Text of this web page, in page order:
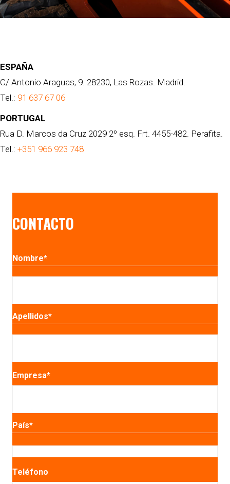
ESPAÑA
C/ Antonio Araguas, 9. 28230, Las Rozas. Madrid.
Tel.: 91 637 67 06
PORTUGAL
Rua D. Marcos da Cruz 2029 2º esq. Frt. 4455-482. Perafita.
Tel.: +351 966 923 748
CONTACTO
Nombre*
Apellidos*
Empresa*
País*
Teléfono